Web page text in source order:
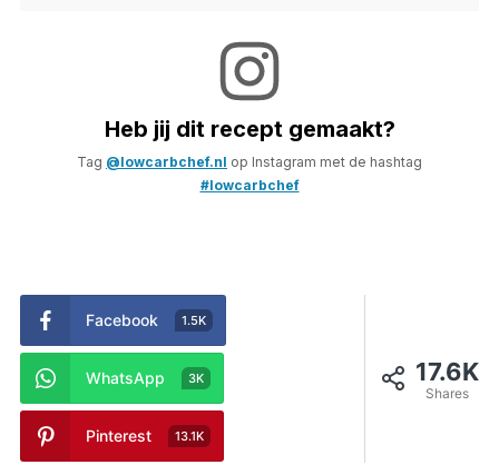
Heb jij dit recept gemaakt?
Tag @lowcarbchef.nl op Instagram met de hashtag
#lowcarbchef
17.6K
Shares
Facebook 1.5K
WhatsApp 3K
Pinterest 13.1K